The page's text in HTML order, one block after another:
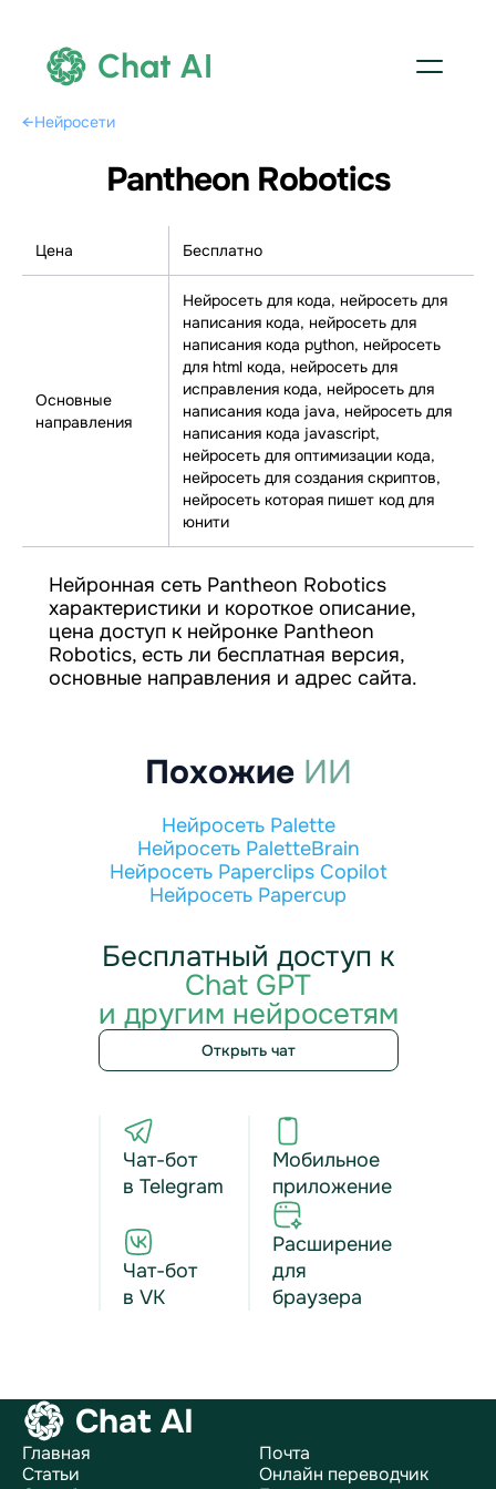
Chat AI
←Нейросети
Pantheon Robotics
Цена Бесплатно
Основные
направления
Нейросеть для кода, нейросеть для
написания кода, нейросеть для
написания кода python, нейросеть
для html кода, нейросеть для
исправления кода, нейросеть для
написания кода java, нейросеть для
написания кода javascript,
нейросеть для оптимизации кода,
нейросеть для создания скриптов,
нейросеть которая пишет код для
юнити
Нейронная сеть Pantheon Robotics
характеристики и короткое описание,
цена доступ к нейронке Pantheon
Robotics, есть ли бесплатная версия,
основные направления и адрес сайта.
Похожие ИИ
Нейросеть Palette
Нейросеть PaletteBrain
Нейросеть Paperclips Copilot
Нейросеть Papercup
Бесплатный доступ к
Chat GPT
и другим нейросетям
Открыть чат
Чат-бот
в Telegram
Чат-бот
в VK
Мобильное
приложение
Расширение
для
браузера
Chat AI
Главная
Статьи
Почта
Онлайн переводчик